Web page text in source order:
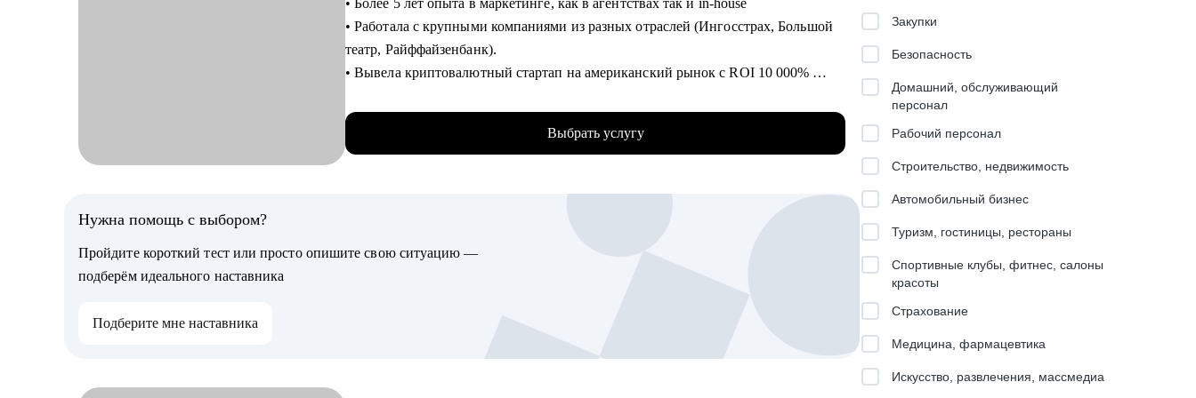
• Сформулировать карьерную цель и выстроить логику следующего шага.
• Подготовить резюме и сопроводительное письмо под конкретную цель.
• Подготовить к интервью и внутренним конкурсам, включая оценочные
адаптировать позиционирование и аргументацию с учётом специфики обеих
• Промышленность и производство
• Более 5 лет опыта в маркетинге, как в агентствах так и in-house
• Работала с крупными компаниями из разных отраслей (Ингосстрах, Большой
театр, Райффайзенбанк).
• Вывела криптовалютный стартап на американский рынок с ROI 10 000%
2ГИС. Раньше работала в hh.ru и развивала сервисы для соискателей
• Выросла со стажерской позиции в агентстве и дошла до старшего
• Преподаю продуктовый маркетинг в магистратуре РАНХиГС.
Выбрать услугу
Нужна помощь с выбором?
Пройдите короткий тест или просто опишите свою ситуацию —
подберём идеального наставника
Подберите мне наставника
Закупки
Безопасность
Домашний, обслуживающий
персонал
Рабочий персонал
Строительство, недвижимость
Автомобильный бизнес
Туризм, гостиницы, рестораны
Спортивные клубы, фитнес, салоны
красоты
Страхование
Медицина, фармацевтика
Искусство, развлечения, массмедиа